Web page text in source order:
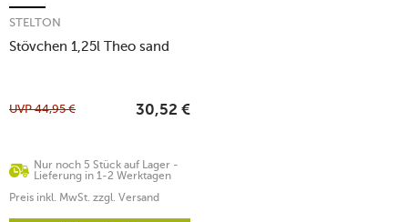
Stövchen 1,25l Theo sand
STELTON
Nur noch 5 Stück auf Lager -
Lieferung in 1-2 Werktagen
UVP44,95 € 30,52 €
Preis inkl. MwSt. zzgl. Versand